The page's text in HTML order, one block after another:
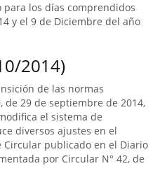
para los días comprendidos
y el 9 de Diciembre del año
2014)
de las normas
de 29 de septiembre de 2014,
el sistema de
diversos ajustes en el
publicado en el Diario
por Circular N° 42, de